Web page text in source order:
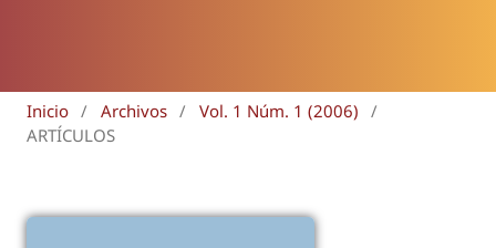
Inicio / Archivos / Vol. 1 Núm. 1 (2006)
/
ARTÍCULOS